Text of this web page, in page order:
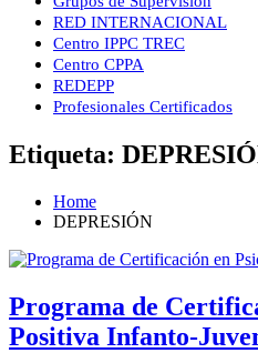
RED INTERNACIONAL
Centro IPPC TREC
Centro CPPA
REDEPP
Profesionales Certificados
Etiqueta:
Home
DEPRESIÓN
Programa de
Positiva Infanto-